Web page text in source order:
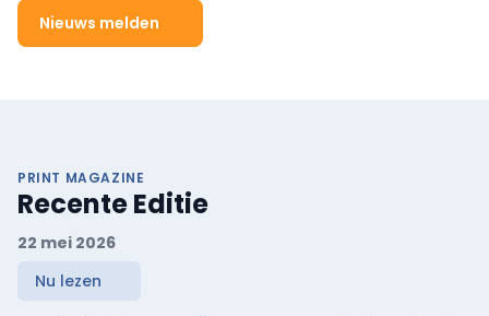
Nieuws melden
PRINT MAGAZINE
Recente Editie
22 mei 2026
Nu lezen